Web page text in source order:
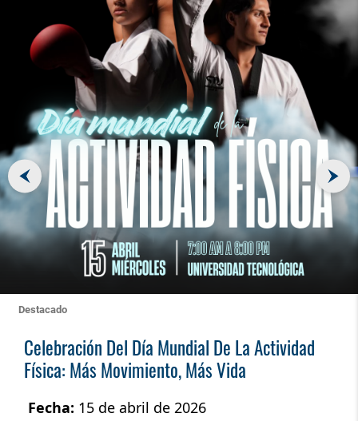
Destacado
Celebración Del Día Mundial De La Actividad
Física: Más Movimiento, Más Vida
Fecha: 15 de abril de 2026